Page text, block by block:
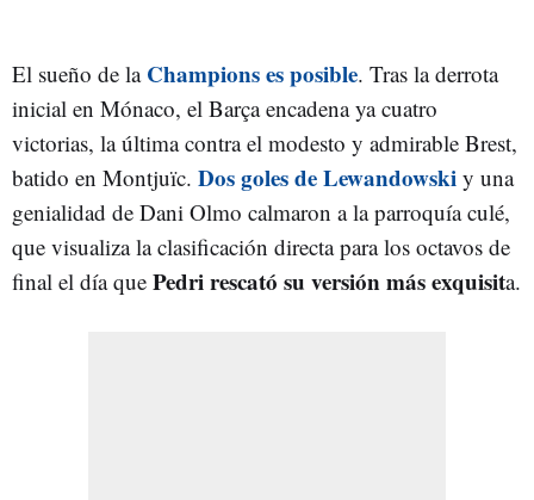
El sueño de la Champions es posible. Tras la derrota
inicial en Mónaco, el Barça encadena ya cuatro
victorias, la última contra el modesto y admirable Brest,
batido en Montjuïc. Dos goles de Lewandowski y una
genialidad de Dani Olmo calmaron a la parroquía culé,
que visualiza la clasificación directa para los octavos de
final el día que Pedri rescató su versión más exquisita.